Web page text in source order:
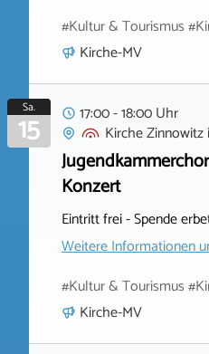
#Kultur & Tourismus
Kirche-MV
Sa.
15
17:00 - 18:00 Uhr
Kirche Zinnowitz
Konzert
Eintritt frei - Spende
Weitere Informationen
#Kultur & Tourismus
Kirche-MV